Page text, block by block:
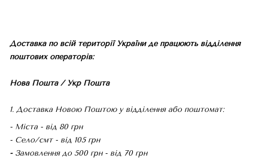
Доставка по всій території України де працюють відділення
поштових операторів:
Нова Пошта / Укр Пошта
1. Доставка Новою Поштою у відділення або поштомат:
- Міста - від 80 грн
- Село/смт - від 105 грн
-Замовлення до 500 грн - від 70 грн